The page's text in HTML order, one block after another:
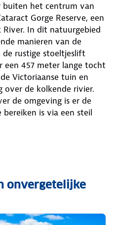
buiten het centrum van
Gorge Reserve, een
In dit natuurgebied
manieren van de
de rustige stoeltjeslift
een 457 meter lange tocht
Victoriaanse tuin en
over de kolkende rivier.
de omgeving is er de
bereiken is via een steil
onvergetelijke